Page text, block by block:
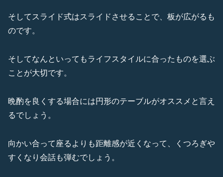
そしてスライド式はスライドさせることで、板が広がるも
のです。
そしてなんといってもライフスタイルに合ったものを選ぶ
ことが大切です。
晩酌を良くする場合には円形のテーブルがオススメと言え
るでしょう。
向かい合って座るよりも距離感が近くなって、くつろぎや
すくなり会話も弾むでしょう。